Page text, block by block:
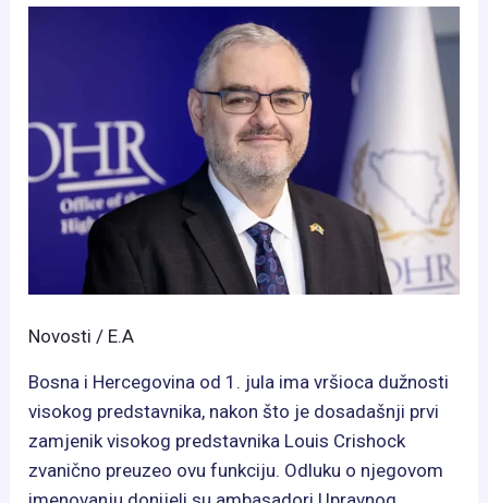
njen
rad
Novosti / E.A
Bosna i Hercegovina od 1. jula ima vršioca dužnosti
visokog predstavnika, nakon što je dosadašnji prvi
zamjenik visokog predstavnika Louis Crishock
zvanično preuzeo ovu funkciju. Odluku o njegovom